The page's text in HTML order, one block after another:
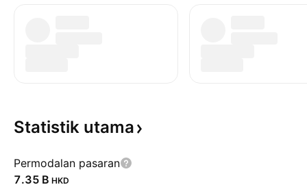
Statistik utama
Permodalan pasaran
‪7.35 B‬ HKD